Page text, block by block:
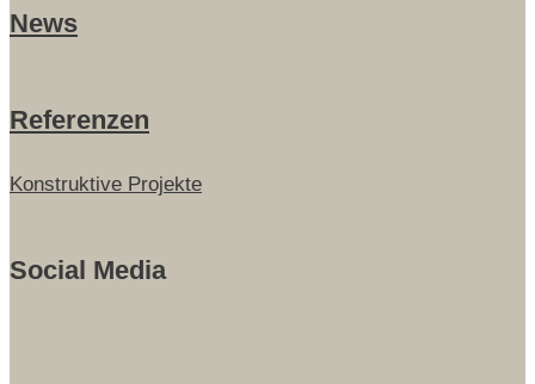
News
Referenzen
Konstruktive Projekte
Social Media